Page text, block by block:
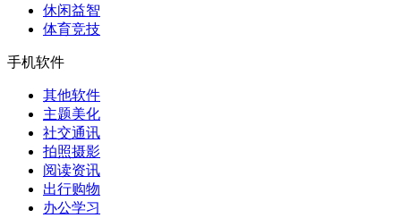
休闲益智
体育竞技
手机软件
其他软件
主题美化
社交通讯
拍照摄影
阅读资讯
出行购物
办公学习